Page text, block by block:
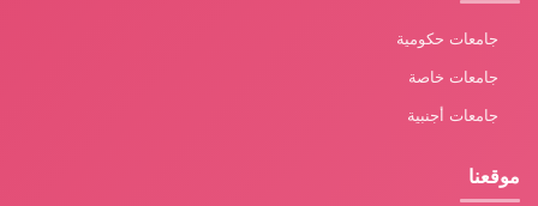
جامعات حكومية
جامعات خاصة
جامعات أجنبية
موقعنا